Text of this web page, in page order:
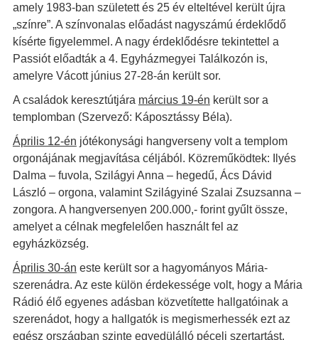
amely 1983-ban született és 25 év elteltével került újra
„színre”. A színvonalas előadást nagyszámú érdeklődő
kísérte figyelemmel. A nagy érdeklődésre tekintettel a
Passiót előadták a 4. Egyházmegyei Találkozón is,
amelyre Vácott június 27-28-án került sor.
A családok keresztútjára március 19-én került sor a
templomban (Szervező: Káposztássy Béla).
Április 12-én jótékonysági hangverseny volt a templom
orgonájának megjavítása céljából. Közreműködtek: Ilyés
Dalma – fuvola, Szilágyi Anna – hegedű, Ács Dávid
László – orgona, valamint Szilágyiné Szalai Zsuzsanna –
zongora. A hangversenyen 200.000,- forint gyűlt össze,
amelyet a célnak megfelelően használt fel az
egyházközség.
Április 30-án este került sor a hagyományos Mária-
szerenádra. Az este külön érdekessége volt, hogy a Mária
Rádió élő egyenes adásban közvetítette hallgatóinak a
szerenádot, hogy a hallgatók is megismerhessék ezt az
egész országban szinte egyedülálló péceli szertartást.